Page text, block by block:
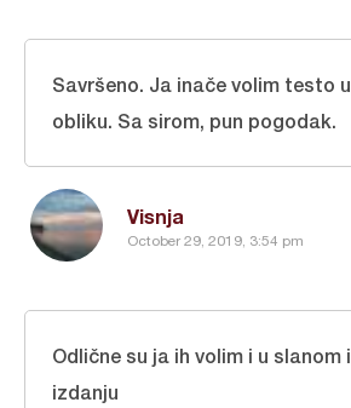
Visnja
October 29, 2019, 3:54 pm
Savršeno. Ja inače volim testo
obliku. Sa sirom, pun pogodak.
Odlične su ja ih volim i u slanom
izdanju